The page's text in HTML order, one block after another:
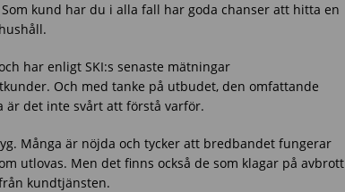
kund har du i alla fall har goda chanser att hitta en
har enligt SKI:s senaste mätningar
Och med tanke på utbudet, den omfattande
det inte svårt att förstå varför.
Många är nöjda och tycker att bredbandet fungerar
utlovas. Men det finns också de som klagar på avbrott
kundtjänsten.